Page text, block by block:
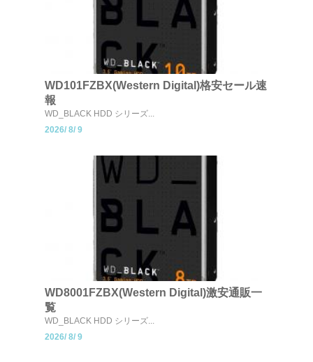
WD101FZBX(Western Digital)格安セール速
報
WD_BLACK HDD シリーズ...
2026/ 8/ 9
WD8001FZBX(Western Digital)激安通販一
覧
WD_BLACK HDD シリーズ...
2026/ 8/ 9